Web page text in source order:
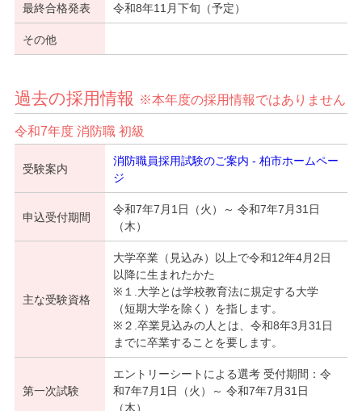
最終合格発表 令和8年11月下旬（予定）
その他
過去の採用情報 ※本年度の採用情報ではありません
令和7年度 消防職 初級
受験案内
消防職員採用試験のご案内 - 柏市ホームペー
ジ
申込受付期間
令和7年7月1日（火）～ 令和7年7月31日
（木）
主な受験資格
大学卒業（見込み）以上で令和12年4月2日
以降に生まれたかた
※１.大学とは学校教育法に規定する大学
（短期大学を除く）を指します。
※２.卒業見込みの人とは、令和8年3月31日
までに卒業することを要します。
第一次試験
エントリーシートによる選考 受付期間：令
和7年7月1日（火）～ 令和7年7月31日
（木）